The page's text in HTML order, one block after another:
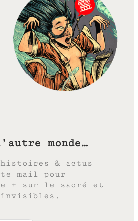
monde…
histoires & actus
mail pour
+ sur le sacré et
invisibles.